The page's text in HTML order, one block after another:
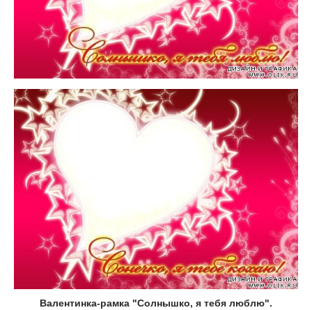
Валентинка-рамка "Солнышко, я тебя люблю".